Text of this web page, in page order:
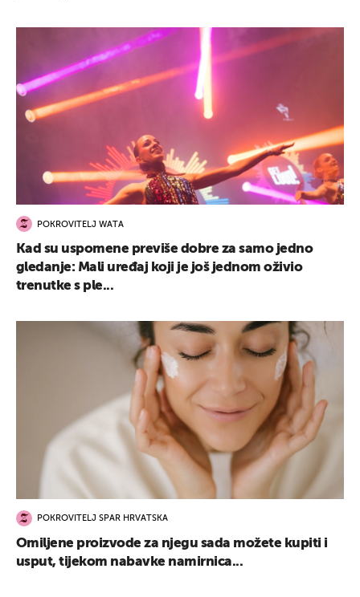
POKROVITELJ WATA
Kad su uspomene previše dobre za samo jedno
gledanje: Mali uređaj koji je još jednom oživio
trenutke s ple...
POKROVITELJ SPAR HRVATSKA
Omiljene proizvode za njegu sada možete kupiti i
usput, tijekom nabavke namirnica...